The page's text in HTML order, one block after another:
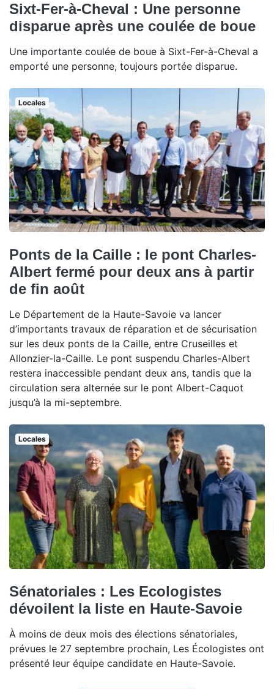
Sixt-Fer-à-Cheval : Une personne
disparue après une coulée de boue
Une importante coulée de boue à Sixt-Fer-à-Cheval a
emporté une personne, toujours portée disparue.
Locales
Ponts de la Caille : le pont Charles-
Albert fermé pour deux ans à partir
de fin août
Le Département de la Haute-Savoie va lancer
d’importants travaux de réparation et de sécurisation
sur les deux ponts de la Caille, entre Cruseilles et
Allonzier-la-Caille. Le pont suspendu Charles-Albert
restera inaccessible pendant deux ans, tandis que la
circulation sera alternée sur le pont Albert-Caquot
jusqu’à la mi-septembre.
Locales
Sénatoriales : Les Ecologistes
dévoilent la liste en Haute-Savoie
À moins de deux mois des élections sénatoriales,
prévues le 27 septembre prochain, Les Écologistes ont
présenté leur équipe candidate en Haute-Savoie.